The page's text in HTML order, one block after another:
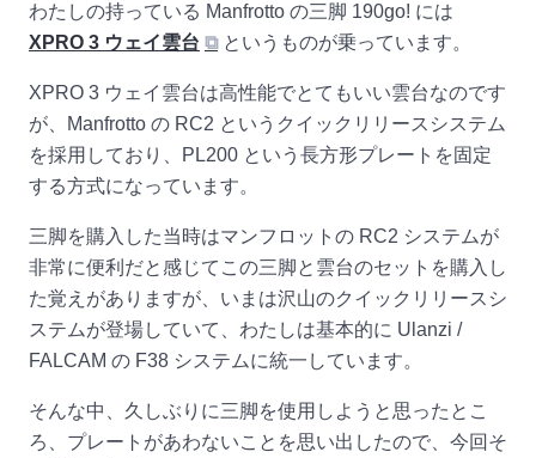
わたしの持っている Manfrotto の三脚 190go! には
XPRO 3 ウェイ雲台 ⧉ というものが乗っています。
XPRO 3 ウェイ雲台は高性能でとてもいい雲台なのです
が、Manfrotto の RC2 というクイックリリースシステム
を採用しており、PL200 という長方形プレートを固定
する方式になっています。
三脚を購入した当時はマンフロットの RC2 システムが
非常に便利だと感じてこの三脚と雲台のセットを購入し
た覚えがありますが、いまは沢山のクイックリリースシ
ステムが登場していて、わたしは基本的に Ulanzi /
FALCAM の F38 システムに統一しています。
そんな中、久しぶりに三脚を使用しようと思ったとこ
ろ、プレートがあわないことを思い出したので、今回そ